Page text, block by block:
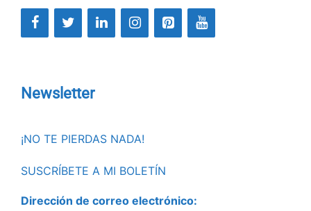
Newsletter
¡NO TE PIERDAS NADA!
SUSCRÍBETE A MI BOLETÍN
Dirección de correo electrónico: